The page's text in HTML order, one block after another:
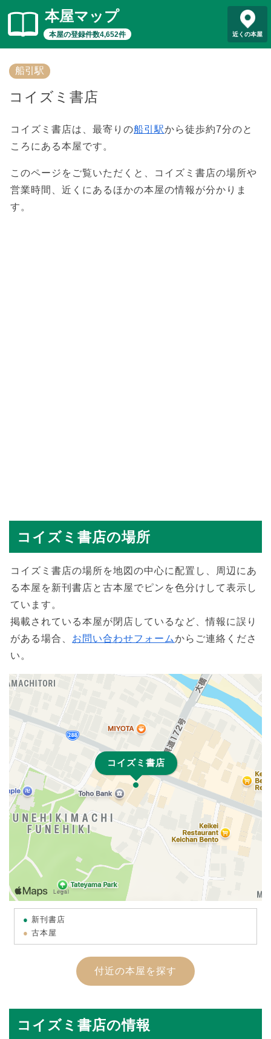
本屋マップ
本屋の登録件数4,652件 近くの本屋
船引駅
コイズミ書店
コイズミ書店は、最寄りの船引駅から徒歩約7分のと
ころにある本屋です。
このページをご覧いただくと、コイズミ書店の場所や
営業時間、近くにあるほかの本屋の情報が分かりま
す。
コイズミ書店の場所
コイズミ書店の場所を地図の中心に配置し、周辺にあ
る本屋を新刊書店と古本屋でピンを色分けして表示し
ています。
掲載されている本屋が閉店しているなど、情報に誤り
がある場合、 お問い合わせフォームからご連絡くださ
い。
コイズミ書店
新刊書店
古本屋
付近の本屋を探す
コイズミ書店の情報